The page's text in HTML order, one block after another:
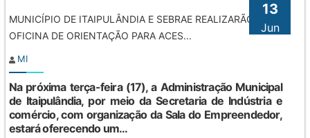
13
Jun
MUNICÍPIO DE ITAIPULÂNDIA E SEBRAE REALIZARÃO
OFICINA DE ORIENTAÇÃO PARA ACES...
MI
Na próxima terça-feira (17), a Administração Municipal
de Itaipulândia, por meio da Secretaria de Indústria e
comércio, com organização da Sala do Empreendedor,
estará oferecendo um...